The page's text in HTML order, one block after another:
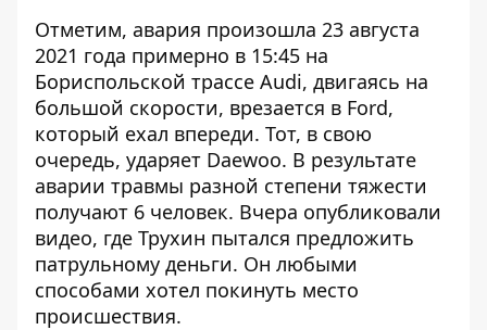
Отметим, авария произошла 23 августа
2021 года примерно в 15:45 на
Бориспольской трассе Audi, двигаясь на
большой скорости, врезается в Ford,
который ехал впереди. Тот, в свою
очередь, ударяет Daewoo. В результате
аварии травмы разной степени тяжести
получают 6 человек. Вчера опубликовали
видео, где Трухин пытался предложить
патрульному деньги. Он любыми
способами хотел покинуть место
происшествия.